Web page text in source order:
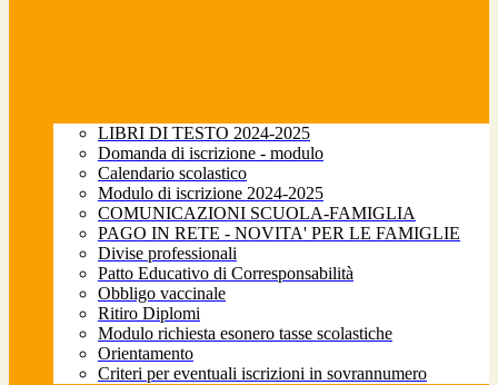
LIBRI DI TESTO 2024-2025
Domanda di iscrizione - modulo
Calendario scolastico
Modulo di iscrizione 2024-2025
COMUNICAZIONI SCUOLA-FAMIGLIA
PAGO IN RETE - NOVITA' PER LE FAMIGLIE
Divise professionali
Patto Educativo di Corresponsabilità
Obbligo vaccinale
Ritiro Diplomi
Modulo richiesta esonero tasse scolastiche
Orientamento
Criteri per eventuali iscrizioni in sovrannumero